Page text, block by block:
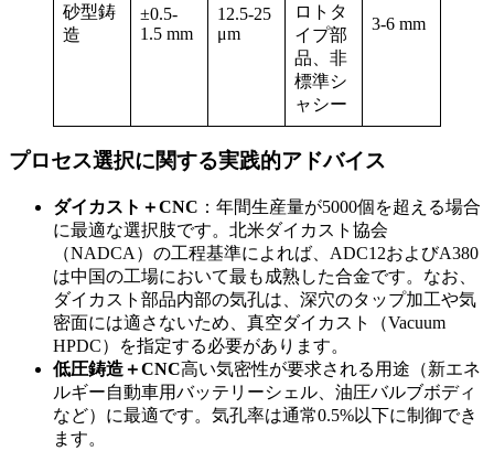
砂型鋳
造
±0.5-
1.5 mm
12.5-25
μm
ロトタ
イプ部
品、非
標準シ
ャシー
3-6 mm
プロセス選択に関する実践的アドバイス
ダイカスト＋CNC ：年間生産量が5000個を超える場合
に最適な選択肢です。北米ダイカスト協会
（NADCA）の工程基準によれば、ADC12およびA380
は中国の工場において最も成熟した合金です。なお、
ダイカスト部品内部の気孔は、深穴のタップ加工や気
密面には適さないため、真空ダイカスト（Vacuum
HPDC）を指定する必要があります。
低圧鋳造＋CNC高い気密性が要求される用途（新エネ
ルギー自動車用バッテリーシェル、油圧バルブボディ
など）に最適です。気孔率は通常0.5%以下に制御でき
ます。